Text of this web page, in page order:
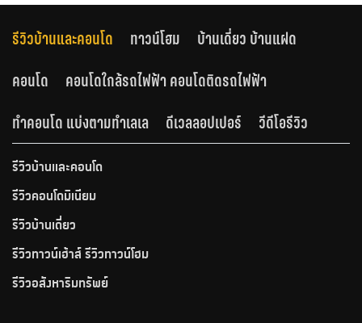
รีวิวบ้านและคอนโด ทาวน์โฮม
บ้านเดี่ยว บ้านแฝด
คอนโด
คอนโดใกล้รถไฟฟ้า คอนโดติดรถไฟฟ้า
ทำคอนโด แบ่งตามทำเลเล
ดีเวลลอปเปอร์ วีดีโอรีวิว
รีวิวบ้านและคอนโด
รีวิวคอนโดมิเนียม
รีวิวบ้านเดี่ยว
รีวิวทาวน์เฮ้าส์ รีวิวทาวน์โฮม
รีวิวอสังหาริมทรัพย์